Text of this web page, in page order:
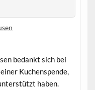
bedankt sich bei
Kuchenspende,
haben.